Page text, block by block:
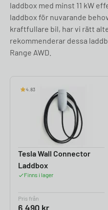
laddbox med minst 11 kW
laddbox för nuvarande
kraftfullare bil, har vi rätt
rekommenderar dessa
Range AWD.
4.83
Tesla Wall Connector
Laddbox
Finns i lager
Pris från
6 490 kr